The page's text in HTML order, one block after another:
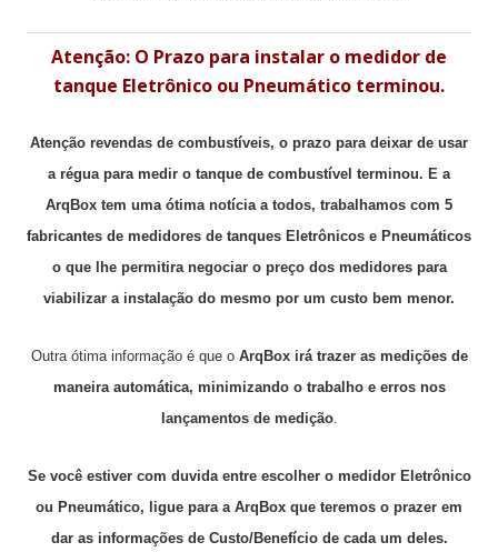
Atenção: O Prazo para instalar o medidor de
tanque Eletrônico ou Pneumático terminou.
Atenção revendas de combustíveis, o prazo para deixar de usar
a régua para medir o tanque de combustível terminou. E a
ArqBox tem uma ótima notícia a todos, trabalhamos com 5
fabricantes de medidores de tanques Eletrônicos e Pneumáticos
o que lhe permitira negociar o preço dos medidores para
viabilizar a instalação do mesmo por um custo bem menor.
Outra ótima informação é que o ArqBox irá trazer as medições de
maneira automática, minimizando o trabalho e erros nos
lançamentos de medição.
Se você estiver com duvida entre escolher o medidor Eletrônico
ou Pneumático, ligue para a ArqBox que teremos o prazer em
dar as informações de Custo/Benefício de cada um deles.